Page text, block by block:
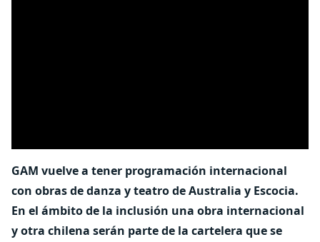
GAM vuelve a tener programación internacional
con obras de danza y teatro de Australia y Escocia.
En el ámbito de la inclusión una obra internacional
y otra chilena serán parte de la cartelera que se